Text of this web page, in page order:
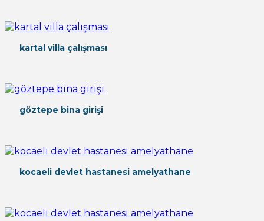
kartal villa çalışması
göztepe bina girişi
kocaeli devlet hastanesi amelyathane